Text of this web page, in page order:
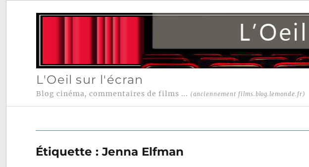
L'Oeil sur l'écran
Blog cinéma, commentaires de films ... (anciennement films.blog.lemonde.fr)
Étiquette :Jenna Elfman